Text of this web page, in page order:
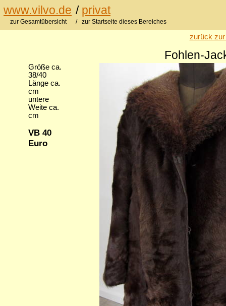
www.vilvo.de / privat
zur Gesamtübersicht / zur Startseite dieses Bereiches
zurück
Fohlen-
Größe ca.
38/40
Länge ca.
cm
untere
Weite ca.
cm
VB 40
Euro